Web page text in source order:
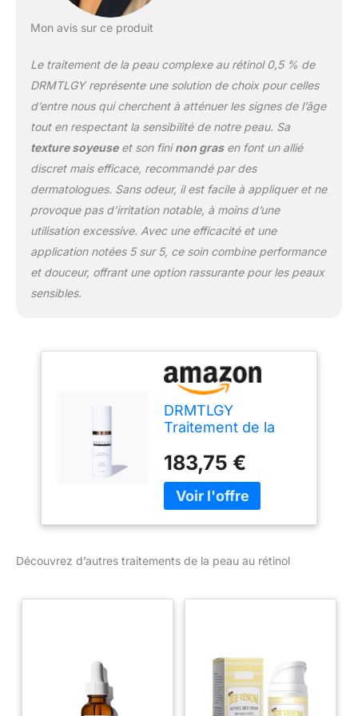
Mon avis sur ce produit
Le traitement de la peau complexe au rétinol 0,5 % de
DRMTLGY représente une solution de choix pour celles
d’entre nous qui cherchent à atténuer les signes de l’âge
tout en respectant la sensibilité de notre peau. Sa
texture soyeuseet son fininon grasen font un allié
discret mais efficace, recommandé par des
dermatologues. Sans odeur, il est facile à appliquer et ne
provoque pas d’irritation notable, à moins d’une
utilisation excessive. Avec une efficacité et une
application notées 5 sur 5, ce soin combine performance
et douceur, offrant une option rassurante pour les peaux
sensibles.
DRMTLGY
Traitement de la
rétinol 0,5%
183,75 €
Découvrez d’autres traitements de la peau au rétinol